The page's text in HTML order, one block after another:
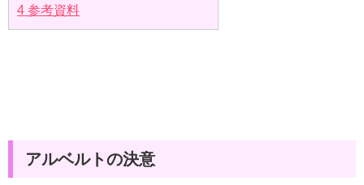
4 参考資料
アルベルトの決意